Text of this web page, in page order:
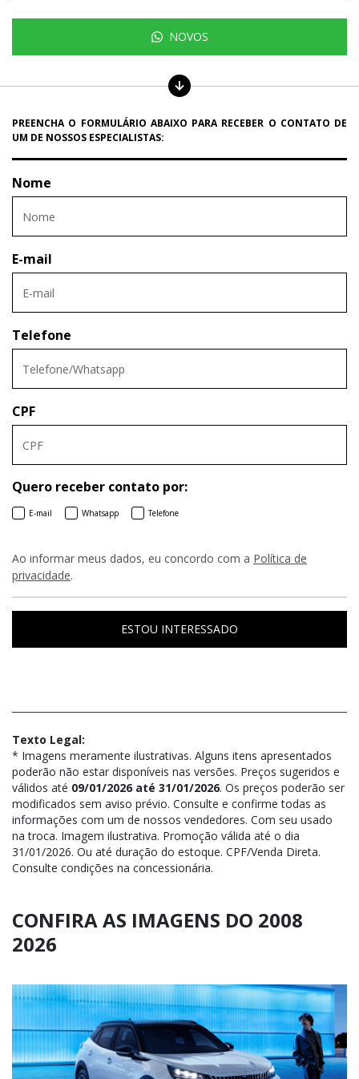
NOVOS
PREENCHA O FORMULÁRIO ABAIXO PARA RECEBER O CONTATO DE
UM DE NOSSOS ESPECIALISTAS:
Nome
E-mail
Telefone
CPF
Quero receber contato por:
E-mail Whatsapp Telefone
Ao informar meus dados, eu concordo com a Política de
privacidade.
ESTOU INTERESSADO
Texto Legal:
* Imagens meramente ilustrativas. Alguns itens apresentados
poderão não estar disponíveis nas versões. Preços sugeridos e
válidos até 09/01/2026 até 31/01/2026. Os preços poderão ser
modificados sem aviso prévio. Consulte e confirme todas as
informações com um de nossos vendedores. Com seu usado
na troca. Imagem ilustrativa. Promoção válida até o dia
31/01/2026. Ou até duração do estoque. CPF/Venda Direta.
Consulte condições na concessionária.
CONFIRA AS IMAGENS DO 2008
2026